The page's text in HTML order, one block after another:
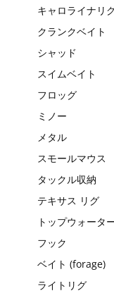
キャロライナリ
クランクベイト
シャッド
スイムベイト
フロッグ
ミノー
メタル
スモールマウス
タックル収納
テキサス リグ
トップウォータ
フック
ベイト (forage)
ライトリグ